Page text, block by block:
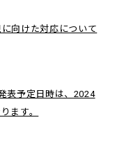
向けた対応について
表予定日時は、2024
ます。